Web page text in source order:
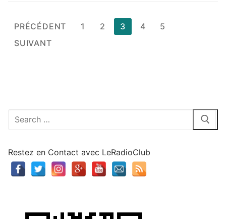
Pagination
des
PRÉCÉDENT 1 2 3 4
5
SUIVANT
Rechercher
Restez en Contact avec LeRadioClub